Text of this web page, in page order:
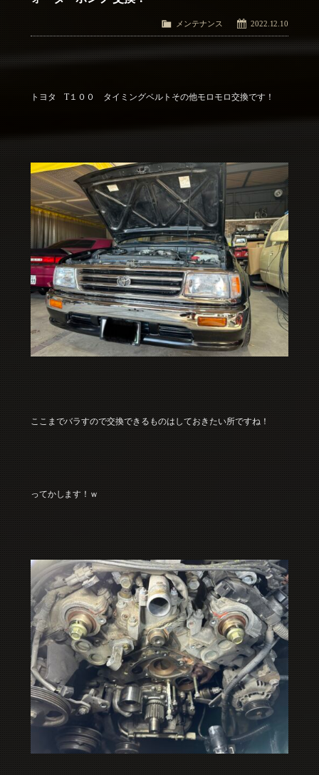
2022.12.10
メンテナンス
トヨタ T１００ タイミングベルトその他モロモロ交換です！
ここまでバラすので交換できるものはしておきたい所ですね！
ってかします！ｗ